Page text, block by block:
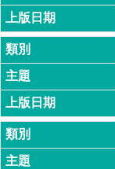
所
學
會